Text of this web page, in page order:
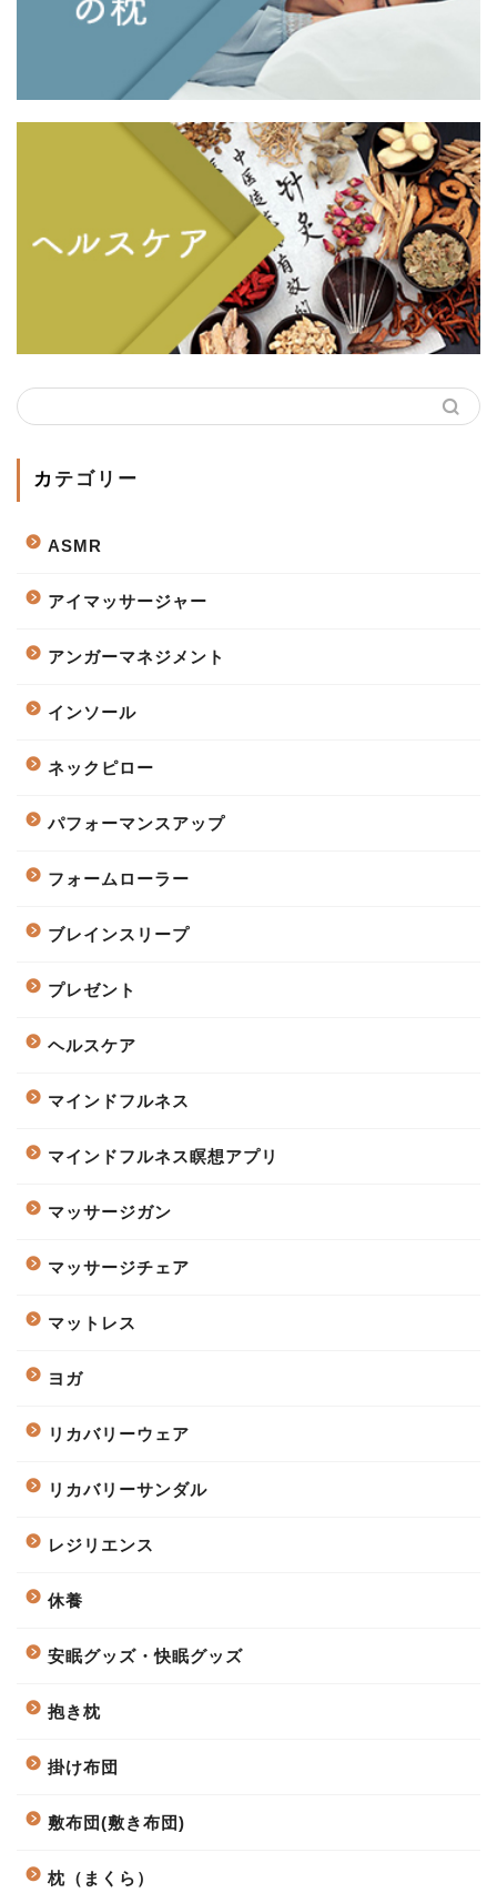
カテゴリー
ASMR
アイマッサージャー
アンガーマネジメント
インソール
ネックピロー
パフォーマンスアップ
フォームローラー
ブレインスリープ
プレゼント
ヘルスケア
マインドフルネス
マインドフルネス瞑想アプリ
マッサージガン
マッサージチェア
マットレス
ヨガ
リカバリーウェア
リカバリーサンダル
レジリエンス
休養
安眠グッズ・快眠グッズ
抱き枕
掛け布団
敷布団(敷き布団)
枕（まくら）